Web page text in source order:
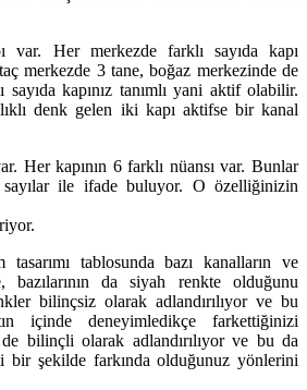
var. Her merkezde farklı sayıda kapı
merkezde 3 tane, boğaz merkezinde de
sayıda kapınız tanımlı yani aktif olabilir.
denk gelen iki kapı aktifse bir kanal
Her kapının 6 farklı nüansı var. Bunlar
sayılar ile ifade buluyor. O özelliğinizin
tasarımı tablosunda bazı kanalların ve
bazılarının da siyah renkte olduğunu
bilinçsiz olarak adlandırılıyor ve bu
içinde deneyimledikçe farkettiğinizi
bilinçli olarak adlandırılıyor ve bu da
bir şekilde farkında olduğunuz yönlerini